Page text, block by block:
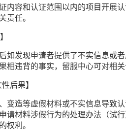
容和认证范围以内的项目开展认
责任。
发现申请者提供了不实信息或者
相违背的事实，留服中心可对相
后果】
造等虚假材料或不实信息导致认
请材料涉假行为的处理办法（试
权利。